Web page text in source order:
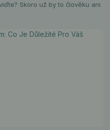
Skoro už by to člověku ani